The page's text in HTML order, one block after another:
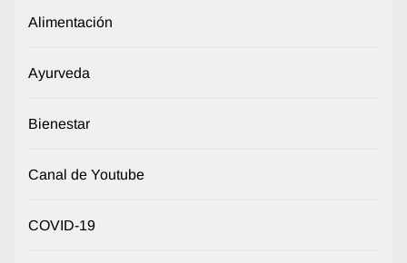
Alimentación
Ayurveda
Bienestar
Canal de Youtube
COVID-19